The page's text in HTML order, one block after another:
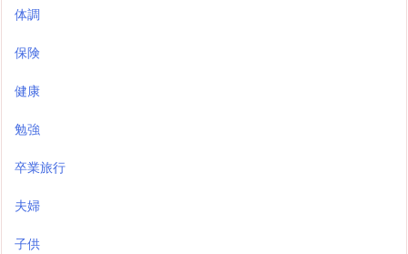
体調
保険
健康
勉強
卒業旅行
夫婦
子供